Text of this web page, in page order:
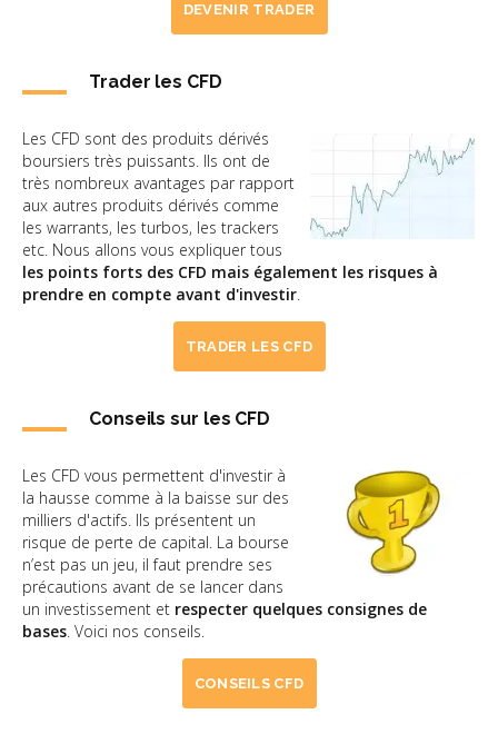
DEVENIR TRADER
Trader les CFD
Les CFD sont des produits dérivés
boursiers très puissants. Ils ont de
très nombreux avantages par rapport
aux autres produits dérivés comme
les warrants, les turbos, les trackers
etc. Nous allons vous expliquer tous
les points forts des CFD mais également les risques à
prendre en compte avant d'investir.
TRADER LES CFD
Conseils sur les CFD
Les CFD vous permettent d'investir à
la hausse comme à la baisse sur des
milliers d'actifs. Ils présentent un
risque de perte de capital. La bourse
n’est pas un jeu, il faut prendre ses
précautions avant de se lancer dans
un investissement et respecter quelques consignes de
bases. Voici nos conseils.
CONSEILS CFD